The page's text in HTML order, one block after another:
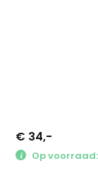
€ 34,-
Op